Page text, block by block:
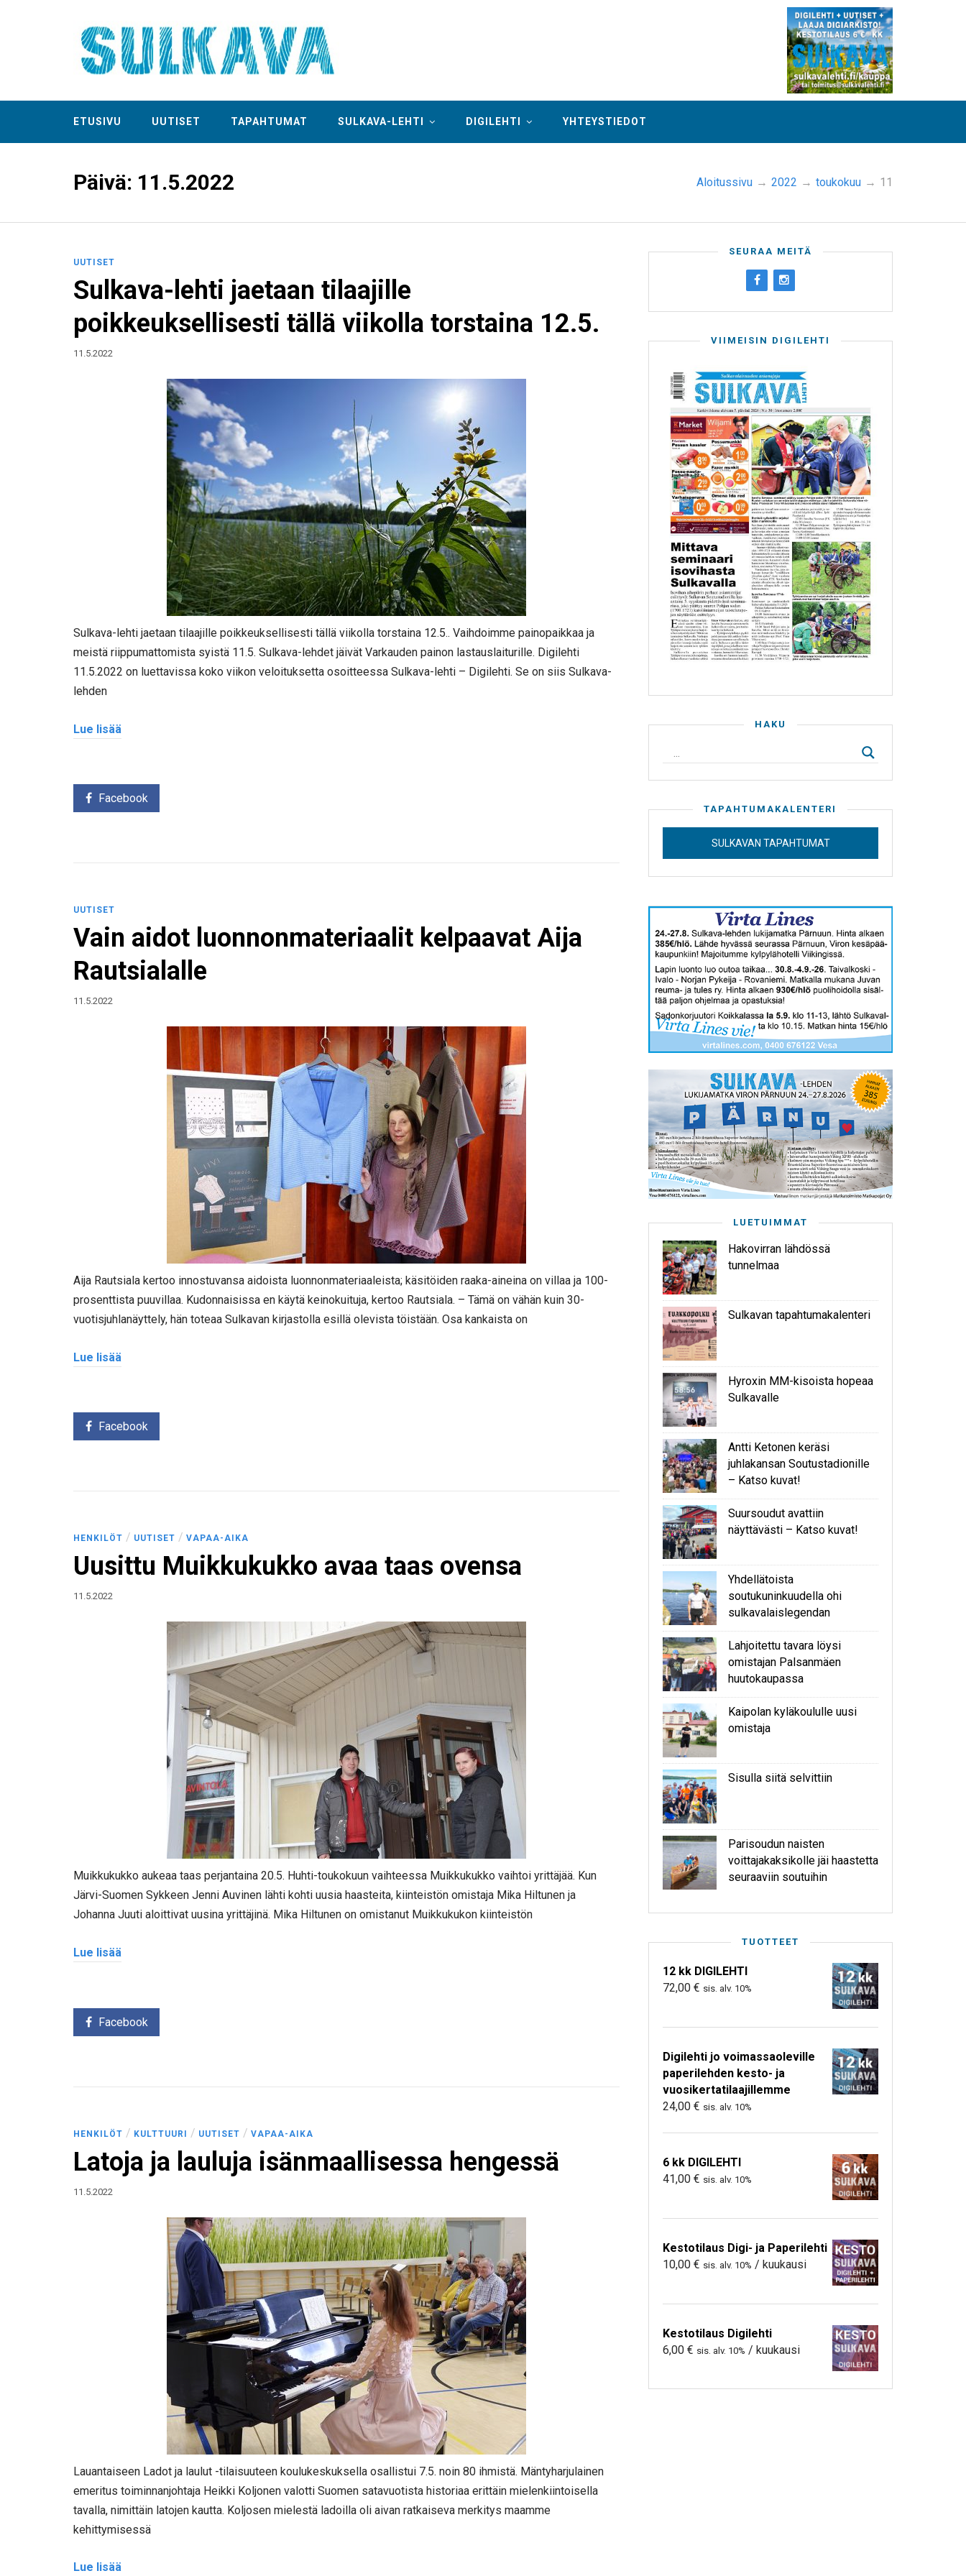
ETUSIVU UUTISET TAPAHTUMAT SULKAVA-LEHTI DIGILEHTI YHTEYSTIEDOT
Päivä: 11.5.2022 Aloitussivu → 2022 → toukokuu → 11
UUTISET
Sulkava-lehti jaetaan tilaajille
poikkeuksellisesti tällä viikolla torstaina 12.5.
11.5.2022
Sulkava-lehti jaetaan tilaajille poikkeuksellisesti tällä viikolla torstaina 12.5.. Vaihdoimme painopaikkaa ja
meistä riippumattomista syistä 11.5. Sulkava-lehdet jäivät Varkauden painon lastauslaiturille. Digilehti
11.5.2022 on luettavissa koko viikon veloituksetta osoitteessa Sulkava-lehti – Digilehti. Se on siis Sulkava-
lehden
Lue lisää
Facebook
UUTISET
Vain aidot luonnonmateriaalit kelpaavat Aija
Rautsialalle
11.5.2022
Aija Rautsiala kertoo innostuvansa aidoista luonnonmateriaaleista; käsitöiden raaka-aineina on villaa ja 100-
prosenttista puuvillaa. Kudonnaisissa en käytä keinokuituja, kertoo Rautsiala. – Tämä on vähän kuin 30-
vuotisjuhlanäyttely, hän toteaa Sulkavan kirjastolla esillä olevista töistään. Osa kankaista on
Lue lisää
Facebook
HENKILÖT / UUTISET / VAPAA-AIKA
Uusittu Muikkukukko avaa taas ovensa
11.5.2022
Muikkukukko aukeaa taas perjantaina 20.5. Huhti-toukokuun vaihteessa Muikkukukko vaihtoi yrittäjää. Kun
Järvi-Suomen Sykkeen Jenni Auvinen lähti kohti uusia haasteita, kiinteistön omistaja Mika Hiltunen ja
Johanna Juuti aloittivat uusina yrittäjinä. Mika Hiltunen on omistanut Muikkukukon kiinteistön
Lue lisää
Facebook
HENKILÖT / KULTTUURI / UUTISET / VAPAA-AIKA
Latoja ja lauluja isänmaallisessa hengessä
11.5.2022
Lauantaiseen Ladot ja laulut -tilaisuuteen koulukeskuksella osallistui 7.5. noin 80 ihmistä. Mäntyharjulainen
emeritus toiminnanjohtaja Heikki Koljonen valotti Suomen satavuotista historiaa erittäin mielenkiintoisella
tavalla, nimittäin latojen kautta. Koljosen mielestä ladoilla oli aivan ratkaiseva merkitys maamme
kehittymisessä
Lue lisää
SEURAA MEITÄ
VIIMEISIN DIGILEHTI
HAKU
TAPAHTUMAKALENTERI
SULKAVAN TAPAHTUMAT
LUETUIMMAT
Hakovirran lähdössä
tunnelmaa
Sulkavan tapahtumakalenteri
Hyroxin MM-kisoista hopeaa
Sulkavalle
Antti Ketonen keräsi
juhlakansan Soutustadionille
– Katso kuvat!
Suursoudut avattiin
näyttävästi – Katso kuvat!
Yhdellätoista
soutukuninkuudella ohi
sulkavalaislegendan
Lahjoitettu tavara löysi
omistajan Palsanmäen
huutokaupassa
Kaipolan kyläkoululle uusi
omistaja
Sisulla siitä selvittiin
Parisoudun naisten
voittajakaksikolle jäi haastetta
seuraaviin soutuihin
TUOTTEET
12 kk DIGILEHTI
72,00 € sis. alv. 10%
Digilehti jo voimassaoleville
paperilehden kesto- ja
vuosikertatilaajillemme
24,00 € sis. alv. 10%
6 kk DIGILEHTI
41,00 € sis. alv. 10%
Kestotilaus Digi- ja Paperilehti
10,00 € sis. alv. 10% / kuukausi
Kestotilaus Digilehti
6,00 € sis. alv. 10% / kuukausi